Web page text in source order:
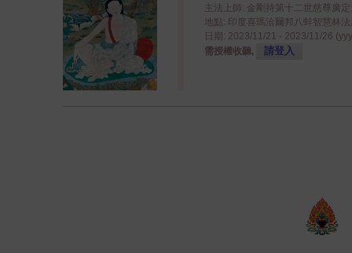
主法上師: 金剛持第十二世慈尊廣
地點: 印度喜瑪洽爾邦八蚌智慧林
日期: 2023/11/21 - 2023/11/26
需授權收聽,
請登入